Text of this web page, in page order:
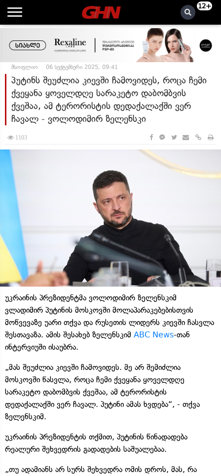
12+
მსოფლიო 06 სექტემბერი 2025, 09:41
პუტინს შეუძლია კიევში ჩამოვიდეს, როცა ჩემი
ქვეყანა ყოველდღე სარაკეტო დაბომბვის
ქვეშაა, ამ ტერორისტის დედაქალაქში ვერ
ჩავალ - ვოლოდიმირ ზელენსკი
1103
უკრაინის პრეზიდენტმა ვოლოდიმირ ზელენსკიმ
ვლადიმირ პუტინის მოსკოვში მოლაპარაკებებისთვის
მოწვევაზე უარი თქვა და რუსეთის ლიდერს კიევში ჩასვლა
შესთავაზა. ამის შესახებ ზელენსკიმ ABC News-თან
ინტერვიუში ისაუბრა.
„მას შეუძლია კიევში ჩამოვიდეს. მე არ შემიძლია
მოსკოვში წასვლა, როცა ჩემი ქვეყანა ყოველდღე
სარაკეტო დაბომბვის ქვეშაა, ამ ტერორისტის
დედაქალაქში ვერ ჩავალ. პუტინი ამას ხვდება“, - თქვა
ზელენსკიმ.
უკრაინის პრეზიდენტის თქმით, პუტინის წინადადება
რეალური შეხვედრის გადადების საშუალებაა.
„თუ ადამიანს არ სურს შეხვედრა ომის დროს, მას, რა